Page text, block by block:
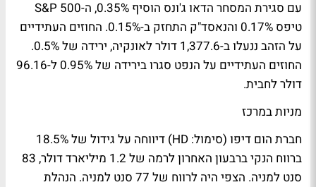
עם סגירת המסחר הדאו ג'ונס הוסיף 0.35%, ה-S&P 500
טיפס 0.17% והנאסד"ק התחזק ב-0.15%. החוזים העתידיים
על הזהב ננעלו ב-1,377.6 דולר לאונקיה, ירידה של 0.5%.
החוזים העתידיים על הנפט סגרו בירידה של 0.95% ל-96.16
דולר לחבית.
מניות במרכז
חברת הום דיפו (סימול: HD) דיווחה על גידול של 18.5%
ברווח הנקי ברבעון האחרון לרמה של 1.2 מיליארד דולר, 83
סנט למניה. הצפי היה לרווח של 77 סנט למניה. הנהלת